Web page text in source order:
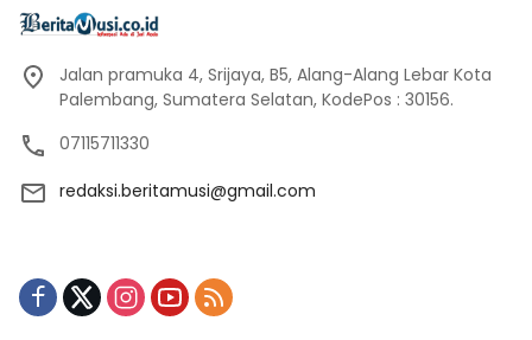
Jalan pramuka 4, Srijaya, B5, Alang-Alang Lebar Kota
Palembang, Sumatera Selatan, KodePos : 30156.
07115711330
redaksi.beritamusi@gmail.com